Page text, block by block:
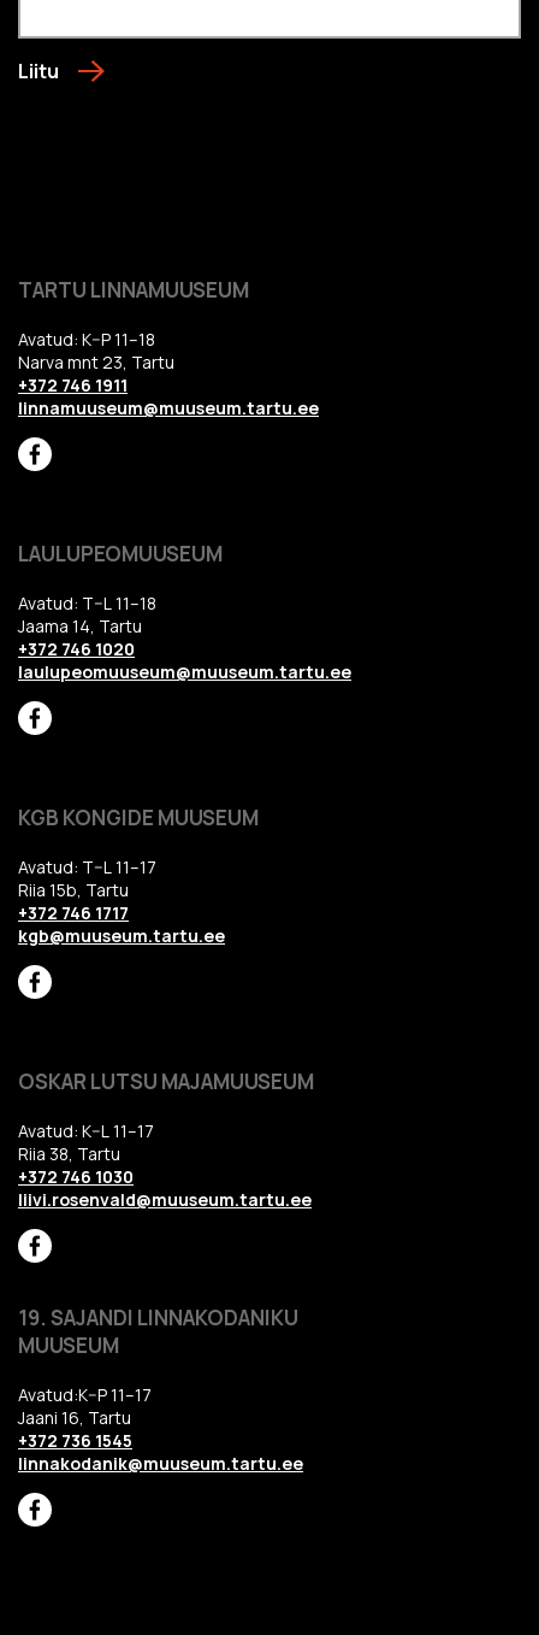
Liitu
TARTU LINNAMUUSEUM
Avatud: K–P 11–18
Narva mnt 23, Tartu
+372 746 1911
linnamuuseum@muuseum.tartu.ee
LAULUPEOMUUSEUM
Avatud: T–L 11–18
Jaama 14, Tartu
+372 746 1020
laulupeomuuseum@muuseum.tartu.ee
KGB KONGIDE MUUSEUM
Avatud: T–L 11–17
Riia 15b, Tartu
+372 746 1717
kgb@muuseum.tartu.ee
OSKAR LUTSU MAJAMUUSEUM
Avatud: K–L 11–17
Riia 38, Tartu
+372 746 1030
liivi.rosenvald@muuseum.tartu.ee
19. SAJANDI LINNAKODANIKU
MUUSEUM
Avatud:K–P 11–17
Jaani 16, Tartu
+372 736 1545
linnakodanik@muuseum.tartu.ee